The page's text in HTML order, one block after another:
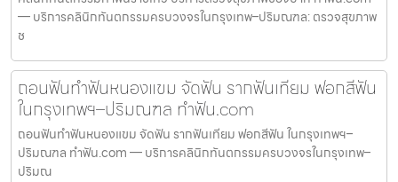
— บริการคลินิกทันตกรรมครบวงจรในกรุงเทพ–ปริมณฑล: ตรวจสุขภาพ
ช
ถอนฟันทำฟันหนองแขม จัดฟัน รากฟันเทียม ฟอกสีฟัน
ในกรุงเทพฯ–ปริมณฑล ทำฟัน.com
ถอนฟันทำฟันหนองแขม จัดฟัน รากฟันเทียม ฟอกสีฟัน ในกรุงเทพฯ–
ปริมณฑล ทำฟัน.com — บริการคลินิกทันตกรรมครบวงจรในกรุงเทพ–
ปริมณ